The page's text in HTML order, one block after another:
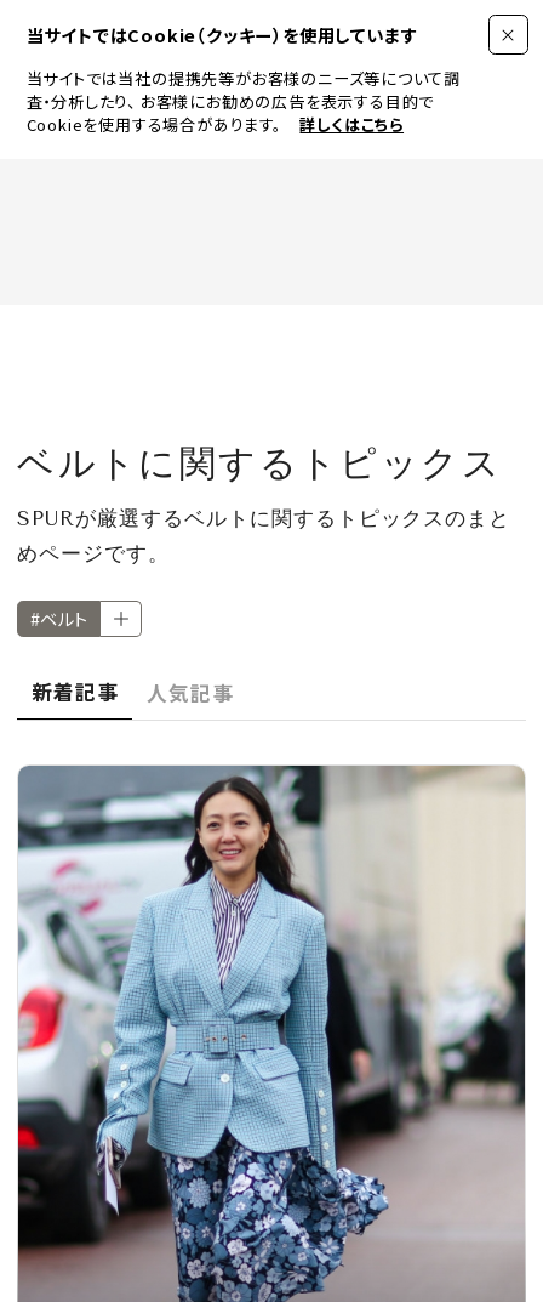
当サイトではCookie（クッキー）を使用しています
当サイトでは当社の提携先等がお客様のニーズ等について調
査・分析したり、 お客様にお勧めの広告を表示する目的で
Cookieを使用する場合があります。
詳しくはこちら
LIFESTYLE
CULTURE
CELEBRITY
COLLECTION
WEDDING
FORTUNE
SDGs
MAGAZINE
会員登録
Log in or Sign up
SPUR読者のためのメンバーシッププログラム
「The SPUR Club」。便利な機能と特典を無料で楽し
ベルトに関するトピックス
SPURが厳選するベルトに関するトピックスのまと
めページです。
#ベルト
新着記事 人気記事